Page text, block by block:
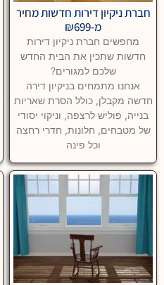
חברת ניקיון דירות חדשות מחיר
מ-₪699
מחפשים חברת ניקיון דירות
חדשות שתכין את הבית החדש
שלכם למגורים?
אנחנו מתמחים בניקיון דירה
חדשה מקבלן, כולל הסרת שאריות
בנייה, פוליש לרצפה, וניקוי יסודי
של מטבחים, חלונות, חדרי רחצה
וכל פינה